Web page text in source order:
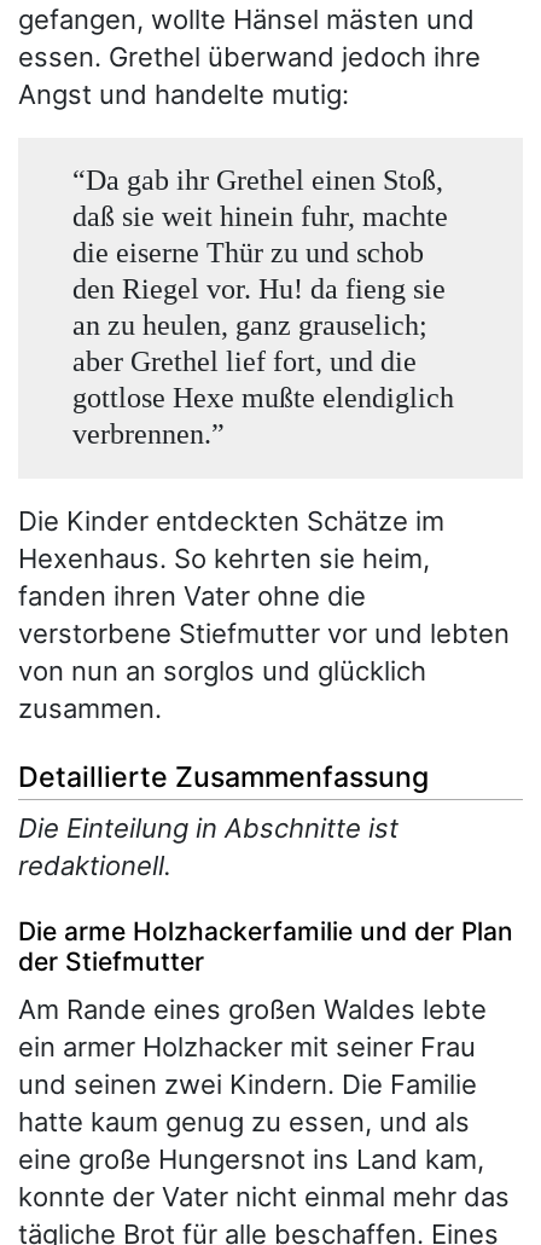
gefangen, wollte Hänsel mästen und
essen. Grethel überwand jedoch ihre
Angst und handelte mutig:
“Da gab ihr Grethel einen Stoß,
daß sie weit hinein fuhr, machte
die eiserne Thür zu und schob
den Riegel vor. Hu! da fieng sie
an zu heulen, ganz grauselich;
aber Grethel lief fort, und die
gottlose Hexe mußte elendiglich
verbrennen.”
Die Kinder entdeckten Schätze im
Hexenhaus. So kehrten sie heim,
fanden ihren Vater ohne die
verstorbene Stiefmutter vor und lebten
von nun an sorglos und glücklich
zusammen.
Detaillierte Zusammenfassung
Die Einteilung in Abschnitte ist
redaktionell.
Die arme Holzhackerfamilie und der Plan
der Stiefmutter
Am Rande eines großen Waldes lebte
ein armer Holzhacker mit seiner Frau
und seinen zwei Kindern. Die Familie
hatte kaum genug zu essen, und als
eine große Hungersnot ins Land kam,
konnte der Vater nicht einmal mehr das
tägliche Brot für alle beschaffen. Eines